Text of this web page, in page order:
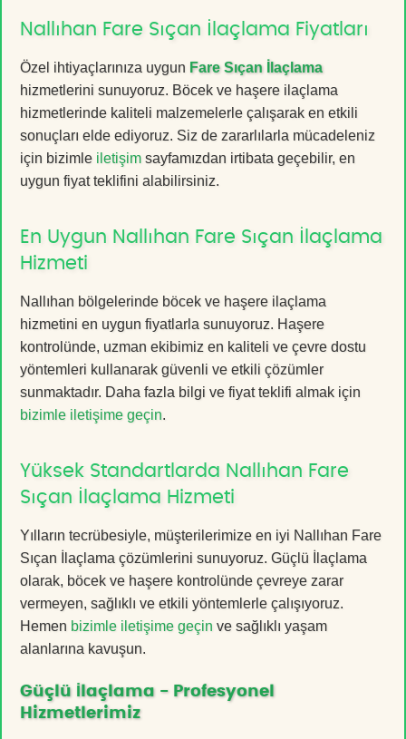
Nallıhan Fare Sıçan İlaçlama Fiyatları
Özel ihtiyaçlarınıza uygun Fare Sıçan İlaçlama
hizmetlerini sunuyoruz. Böcek ve haşere ilaçlama
hizmetlerinde kaliteli malzemelerle çalışarak en etkili
sonuçları elde ediyoruz. Siz de zararlılarla mücadeleniz
için bizimle iletişim sayfamızdan irtibata geçebilir, en
uygun fiyat teklifini alabilirsiniz.
En Uygun Nallıhan Fare Sıçan İlaçlama
Hizmeti
Nallıhan bölgelerinde böcek ve haşere ilaçlama
hizmetini en uygun fiyatlarla sunuyoruz. Haşere
kontrolünde, uzman ekibimiz en kaliteli ve çevre dostu
yöntemleri kullanarak güvenli ve etkili çözümler
sunmaktadır. Daha fazla bilgi ve fiyat teklifi almak için
bizimle iletişime geçin.
Yüksek Standartlarda Nallıhan Fare
Sıçan İlaçlama Hizmeti
Yılların tecrübesiyle, müşterilerimize en iyi Nallıhan Fare
Sıçan İlaçlama çözümlerini sunuyoruz. Güçlü İlaçlama
olarak, böcek ve haşere kontrolünde çevreye zarar
vermeyen, sağlıklı ve etkili yöntemlerle çalışıyoruz.
Hemen bizimle iletişime geçin ve sağlıklı yaşam
alanlarına kavuşun.
Güçlü İlaçlama - Profesyonel
Hizmetlerimiz